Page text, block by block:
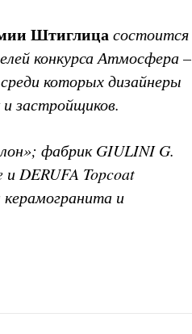
Штиглицасостоится
конкурса Атмосфера –
которых дизайнеры
застройщиков.
фабрик GIULINI G.
и DERUFA Topcoat
керамогранита и